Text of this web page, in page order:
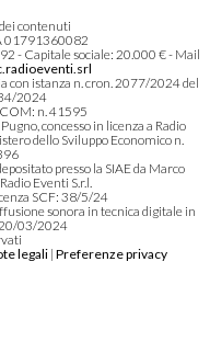
contenuti
01791360082
- Capitale sociale: 20.000 € - Mail
con istanza n. cron. 2077/2024 del
2024
n. 41595
concesso in licenza a Radio
dello Sviluppo Economico n.
presso la SIAE da Marco
Eventi S.r.l.
SCF: 38/5/24
sonora in tecnica digitale in
20/03/2024
legali| Preferenze privacy